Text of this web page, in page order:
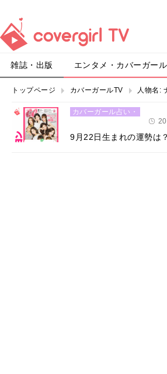
雑誌・出版 エンタメ・カバーガール
トップページ カバーガールTV 人物名:
カバーガール占い・
9月22日生まれの運勢は